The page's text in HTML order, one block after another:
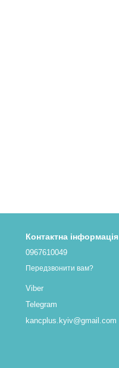
Контактна інформація
0967610049
Передзвонити вам?
Viber
Telegram
kancplus.kyiv@gmail.com